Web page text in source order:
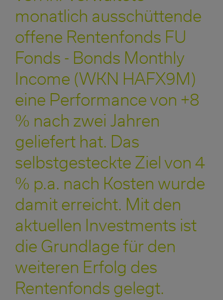
monatlich ausschüttende
offene Rentenfonds FU
Fonds - Bonds Monthly
Income (WKN HAFX9M)
eine Performance von +8
% nach zwei Jahren
geliefert hat. Das
selbstgesteckte Ziel von 4
% p.a. nach Kosten wurde
damit erreicht. Mit den
aktuellen Investments ist
die Grundlage für den
weiteren Erfolg des
Rentenfonds gelegt.